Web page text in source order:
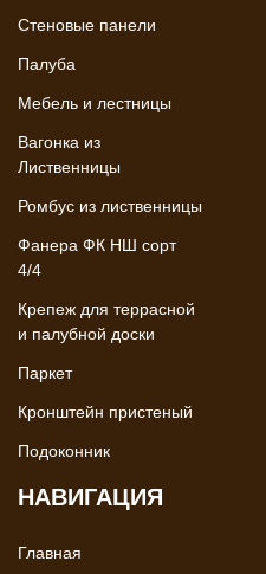
Стеновые панели
Палуба
Мебель и лестницы
Вагонка из
Лиственницы
Ромбус из лиственницы
Фанера ФК НШ сорт
4/4
Крепеж для террасной
и палубной доски
Паркет
Кронштейн пристеный
Подоконник
НАВИГАЦИЯ
Главная